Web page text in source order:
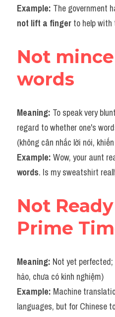
Example:
not lift a finger to help
Not
words
Meaning: To speak very
regard to whether one's
(không cân nhắc lời nói,
Example: Wow, your aunt
words. Is my sweatshirt
Not
Prime
Meaning: Not yet
hảo, chưa có kinh nghiệm)
Example: Machine
languages, but for Chinese